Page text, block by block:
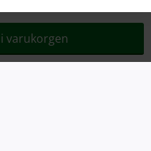
varukorgen